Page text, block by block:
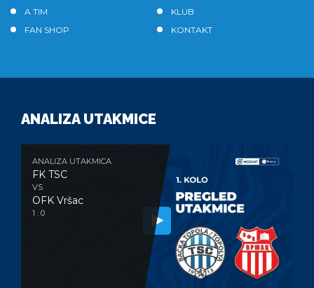
A TIM
KLUB
FAN SHOP
KONTAKT
ANALIZA UTAKMICE
ANALIZA UTAKMICA
FK TSC
VS
OFK Vršac
1 : 0